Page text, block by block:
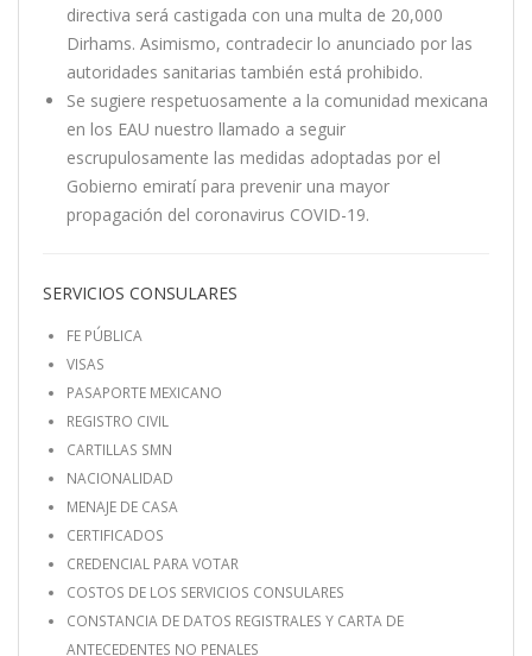
directiva será castigada con una multa de 20,000
Dirhams. Asimismo, contradecir lo anunciado por las
autoridades sanitarias también está prohibido.
Se sugiere respetuosamente a la comunidad mexicana
en los EAU nuestro llamado a seguir
escrupulosamente las medidas adoptadas por el
Gobierno emiratí para prevenir una mayor
propagación del coronavirus COVID-19.
SERVICIOS CONSULARES
FE PÚBLICA
VISAS
PASAPORTE MEXICANO
REGISTRO CIVIL
CARTILLAS SMN
NACIONALIDAD
MENAJE DE CASA
CERTIFICADOS
CREDENCIAL PARA VOTAR
COSTOS DE LOS SERVICIOS CONSULARES
CONSTANCIA DE DATOS REGISTRALES Y CARTA DE
ANTECEDENTES NO PENALES